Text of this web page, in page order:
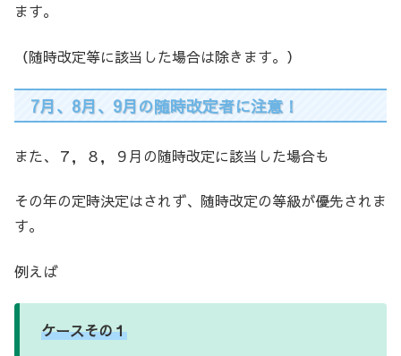
ます。
（随時改定等に該当した場合は除きます。）
7月、8月、9月の随時改定者に注意！
また、７，８，９月の随時改定に該当した場合も
その年の定時決定はされず、随時改定の等級が優先されま
す。
例えば
ケースその１